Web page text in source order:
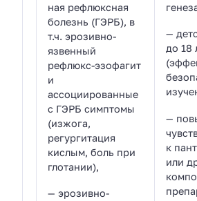
ная рефлюксная
болезнь (ГЭРБ), в
т.ч. эрозивно-
язвенный
рефлюкс-эзофагит
и
ассоциированные
с ГЭРБ симптомы
(изжога,
регургитация
кислым, боль при
глотании),
— эрозивно-
—
до 18
—
к
или